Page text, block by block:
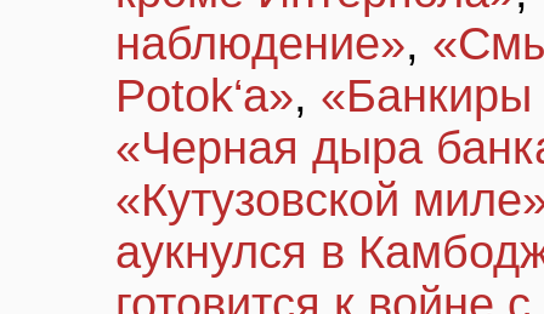
наблюдение»,
Potok‘а», «Банкиры
«Черная дыра
«Кутузовской
аукнулся в